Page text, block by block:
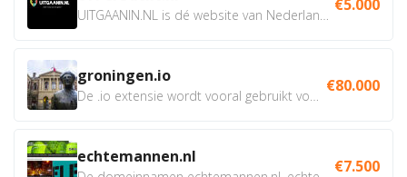
€5.000
groningen.io €80.000
echtemannen.nl €7.500